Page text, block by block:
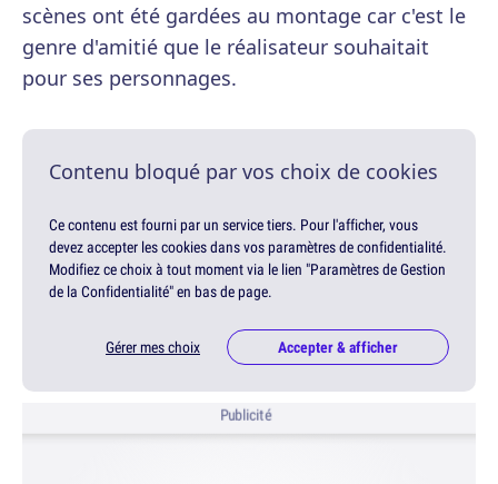
scènes ont été gardées au montage car c'est le
genre d'amitié que le réalisateur souhaitait
pour ses personnages.
Contenu bloqué par vos choix de cookies
Ce contenu est fourni par un service tiers. Pour l'afficher, vous
devez accepter les cookies dans vos paramètres de confidentialité.
Modifiez ce choix à tout moment via le lien "Paramètres de Gestion
de la Confidentialité" en bas de page.
Gérer mes choix Accepter & afficher
Publicité